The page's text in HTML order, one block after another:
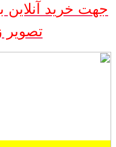
جهت خرید آنلاین
تصویر